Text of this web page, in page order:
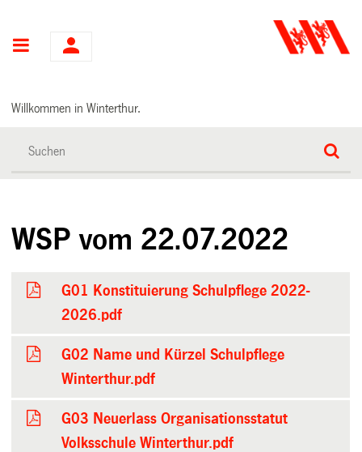
Hauptnavigation
Willkommen in Winterthur.
WSP vom 22.07.2022
G01 Konstituierung Schulpflege 2022-
2026.pdf
G02 Name und Kürzel Schulpflege
Winterthur.pdf
G03 Neuerlass Organisationsstatut
Volksschule Winterthur.pdf